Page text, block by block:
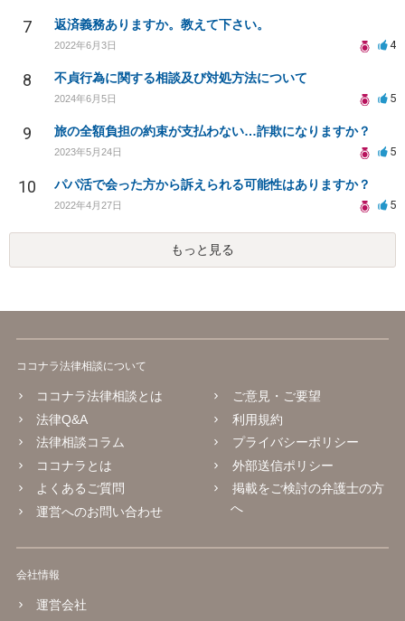
7 返済義務ありますか。教えて下さい。
2022年6月3日 4
8 不貞行為に関する相談及び対処方法について
2024年6月5日 5
9 旅の全額負担の約束が支払わない…詐欺になりますか？
2023年5月24日 5
10 パパ活で会った方から訴えられる可能性はありますか？
2022年4月27日 5
もっと見る
ココナラ法律相談について
ココナラ法律相談とは
法律Q&A
法律相談コラム
ココナラとは
よくあるご質問
運営へのお問い合わせ
ご意見・ご要望
利用規約
プライバシーポリシー
外部送信ポリシー
掲載をご検討の弁護士の方
へ
会社情報
運営会社